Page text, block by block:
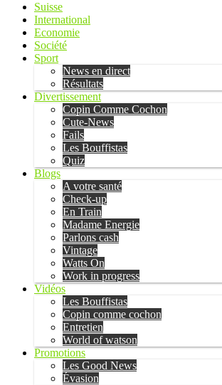
Suisse
International
Economie
Société
Sport
News en direct
Résultats
Divertissement
Copin Comme Cochon
Cute-News
Fails
Les Bouffistas
Quiz
Blogs
A votre santé
Check-up
En Train
Madame Energie
Parlons cash
Vintage
Watts On
Work in progress
Vidéos
Les Bouffistas
Copin comme cochon
Entretien
World of watson
Promotions
Les Good News
Évasion